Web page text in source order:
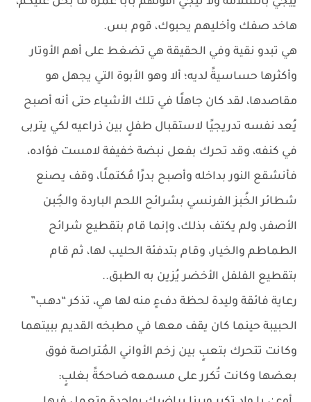
هاخد صفك وأخليهم يحبوك، قوم بس.
هي تبدو نقية وفي الحقيقة هي تضغط على أهم الأوتار
وأكثرها حساسيةً لديه؛ ألا وهو الأبوة التي يجهل هو
مقاصدها، لقد كان جاهلًا في تلك الأشياء حتى أنه أصبح
يُعد نفسه تدريجيًا لاستقبال طفلٍ بين ذراعيه لكي يتربى
في كنفه، وقد تحرك بفعل نبضة خفيفة لامست فؤاده،
فأنشقع النور بداخله وأصبح بدرًا مُكتملًا، وقف يصنع
شطائر الخُبز الفرنسي بشرائح اللحم الباردة والجُبن
الأصفر، ولم يكتف بذلك، وإنما قام بتقطيع شرائح
الطماطم والخيار، وقام بتدفئة الحليب لها، ثم قام
بتقطيع الفلفل الأخضر يُزين به الطبق..
رعاية فائقة وليدة لحظة دفءٍ منه لها هي، تذكر “دهـب”
الحبيبة حينما كان يقف معها في مطبخه القديم ببيتهما
وكانت تتحرك بتعبٍ بين زخم الأواني المُتراصة فوق
بعضها وكانت تُكرر على مسمعه ضاحكةً بغلبٍ: